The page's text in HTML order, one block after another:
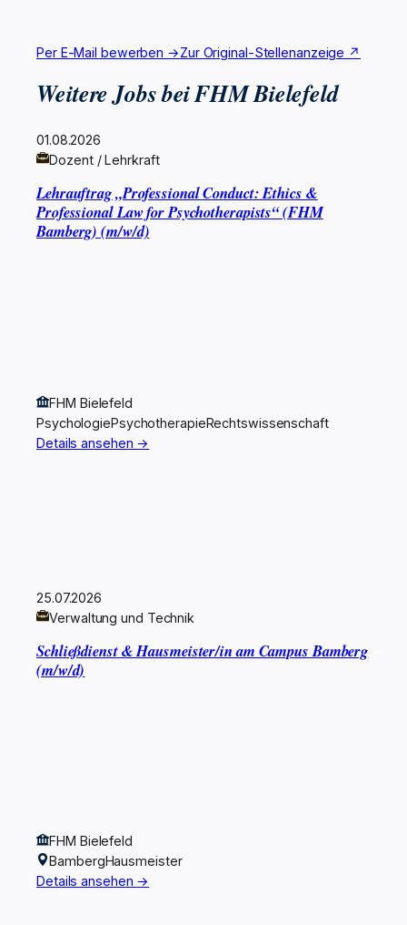
Per E-Mail bewerben →Zur Original-Stellenanzeige ↗
Weitere Jobs bei FHM Bielefeld
01.08.2026
Dozent / Lehrkraft
Lehrauftrag „Professional Conduct: Ethics &
Professional Law for Psychotherapists“ (FHM
Bamberg) (m/w/d)
FHM Bielefeld
PsychologiePsychotherapieRechtswissenschaft
Details ansehen →
25.07.2026
Verwaltung und Technik
Schließdienst & Hausmeister/in am Campus Bamberg
(m/w/d)
FHM Bielefeld
BambergHausmeister
Details ansehen →